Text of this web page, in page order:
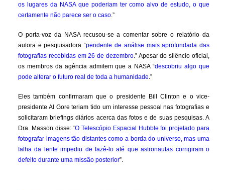
os lugares da NASA que poderiam ter como alvo de estudo, o que
certamente não parece ser o caso.”
O porta-voz da NASA recusou-se a comentar sobre o relatório da
autora e pesquisadora “pendente de análise mais aprofundada das
fotografias recebidas em 26 de dezembro.” Apesar do silêncio oficial,
os membros da agência admitem que a NASA “descobriu algo que
pode alterar o futuro real de toda a humanidade.”
Eles também confirmaram que o presidente Bill Clinton e o vice-
presidente Al Gore teriam tido um interesse pessoal nas fotografias e
solicitaram briefings diários acerca das fotos e de suas pesquisas. A
Dra. Masson disse: “O Telescópio Espacial Hubble foi projetado para
fotografar imagens tão distantes como a borda do universo, mas uma
falha da lente impediu de fazê-lo até que astronautas corrigiram o
defeito durante uma missão posterior”.